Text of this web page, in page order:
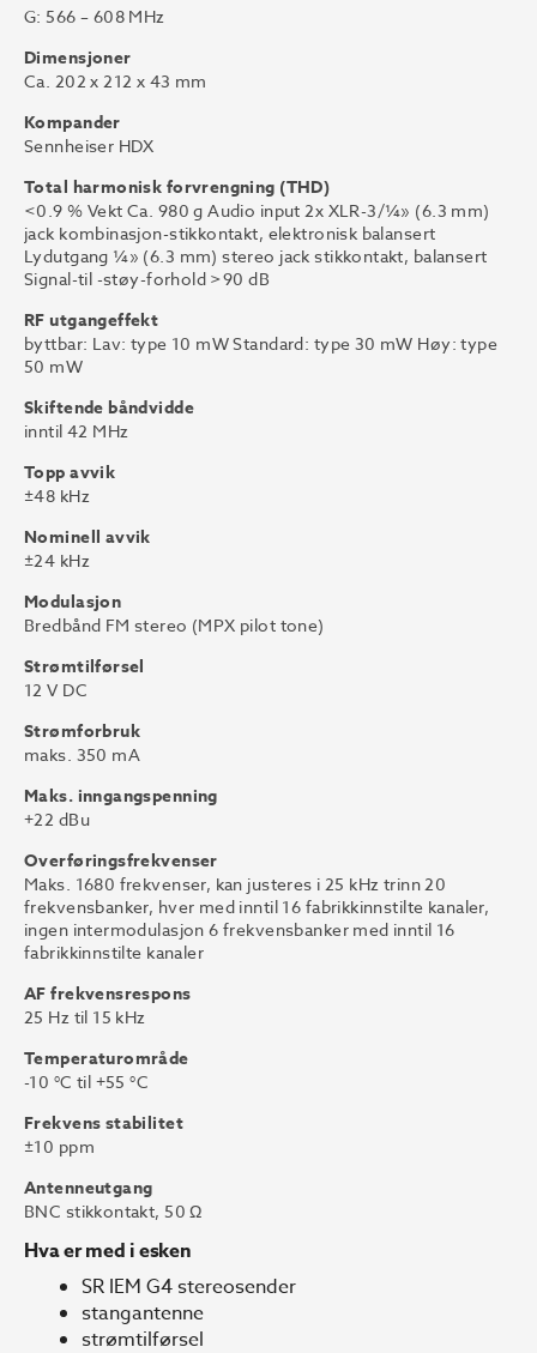
G: 566 – 608 MHz
Dimensjoner
Ca. 202 x 212 x 43 mm
Kompander
Sennheiser HDX
Total harmonisk forvrengning (THD)
<0.9 % Vekt Ca. 980 g Audio input 2x XLR-3/¼» (6.3 mm)
jack kombinasjon-stikkontakt, elektronisk balansert
Lydutgang ¼» (6.3 mm) stereo jack stikkontakt, balansert
Signal-til -støy-forhold >90 dB
RF utgangeffekt
byttbar: Lav: type 10 mW Standard: type 30 mW Høy: type
50 mW
Skiftende båndvidde
inntil 42 MHz
Topp avvik
±48 kHz
Nominell avvik
±24 kHz
Modulasjon
Bredbånd FM stereo (MPX pilot tone)
Strømtilførsel
12 V DC
Strømforbruk
maks. 350 mA
Maks. inngangspenning
+22 dBu
Overføringsfrekvenser
Maks. 1680 frekvenser, kan justeres i 25 kHz trinn 20
frekvensbanker, hver med inntil 16 fabrikkinnstilte kanaler,
ingen intermodulasjon 6 frekvensbanker med inntil 16
fabrikkinnstilte kanaler
AF frekvensrespons
25 Hz til 15 kHz
Temperaturområde
-10 °C til +55 °C
Frekvens stabilitet
±10 ppm
Antenneutgang
BNC stikkontakt, 50 Ω
Hva er med i esken
SR IEM G4 stereosender
stangantenne
strømtilførsel